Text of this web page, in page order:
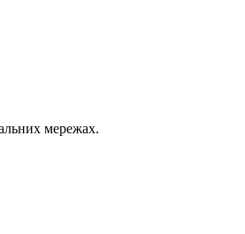
мережах.